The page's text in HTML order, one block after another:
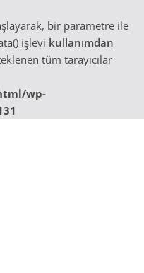
bir parametre ile
işlevi kullanımdan
tüm tarayıcılar
wp-